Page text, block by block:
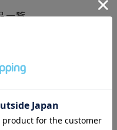
チャー
一覧
はこちら